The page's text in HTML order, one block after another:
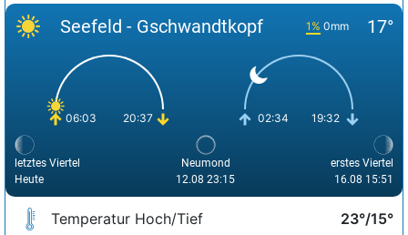
Seefeld - Gschwandtkopf 1% 0mm 17°
06:03 20:37 02:34 19:32
letztes Viertel
Heute
Neumond
12.08 23:15
erstes Viertel
16.08 15:51
Temperatur Hoch/Tief
23°/15°